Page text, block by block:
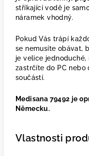
stříkající vodě je
náramek vhodný.
Pokud Vás trápí
se nemusíte obávat,
je velice
zastrčíte do PC nebo
součástí.
Medisana 79492 je
Německu.
Vlastnosti